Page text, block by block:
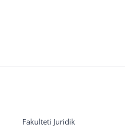
Fakulteti Juridik